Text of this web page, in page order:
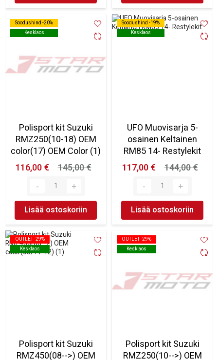
Soodushind -20%
Kesklaos
Soodushind -20%
Kesklaos
Polisport kit Suzuki
RMZ250(10-18) OEM
color(17) OEM Color (1)
116,00 €
145,00 €
Lisää ostoskoriin
Soodushind -19%
Kesklaos
Soodushind -19%
Kesklaos
UFO Muovisarja 5-
osainen Keltainen
RM85 14- Restylekit
117,00 €
144,00 €
Lisää ostoskoriin
OUTLET -29%
Kesklaos
OUTLET -29%
Kesklaos
Polisport kit Suzuki
RMZ450(08-->) OEM
OUTLET -29%
Kesklaos
OUTLET -29%
Kesklaos
Polisport kit Suzuki
RMZ250(10-->) OEM